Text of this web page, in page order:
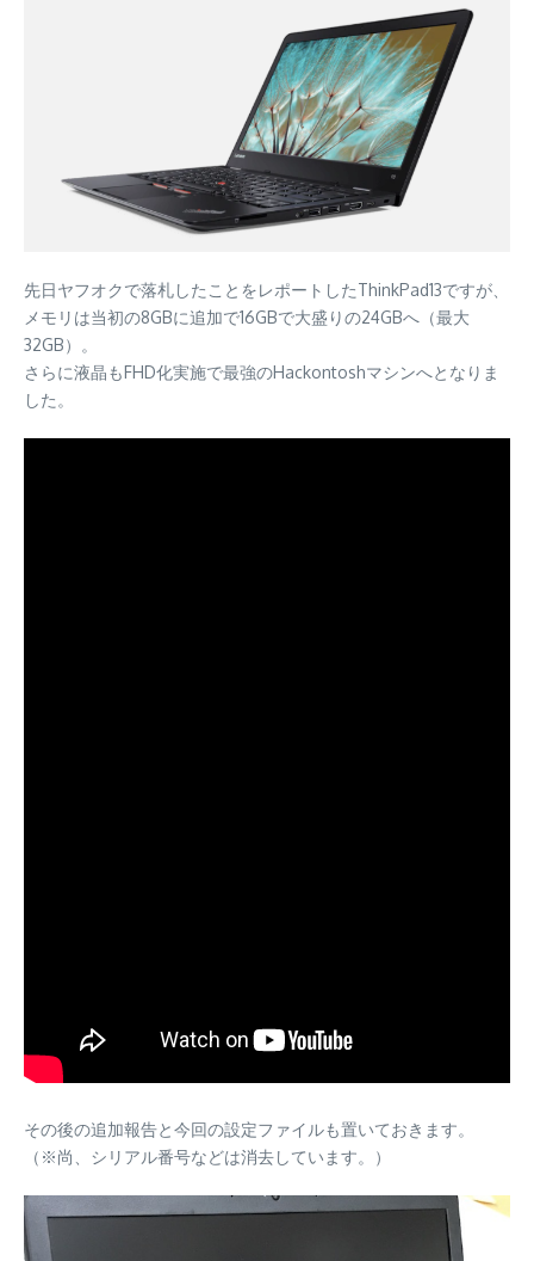
先日ヤフオクで落札したことをレポートしたThinkPad13ですが、
メモリは当初の8GBに追加で16GBで大盛りの24GBへ（最大
32GB）。
さらに液晶もFHD化実施で最強のHackontoshマシンへとなりま
した。
その後の追加報告と今回の設定ファイルも置いておきます。
（※尚、シリアル番号などは消去しています。）